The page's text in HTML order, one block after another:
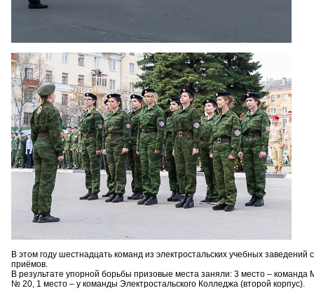
В этом году шестнадцать команд из электростальских учебных
приёмов.
В результате упорной борьбы призовые места заняли: 3 место –
№ 20, 1 место – у команды Электростальского Колледжа (второй корпус).